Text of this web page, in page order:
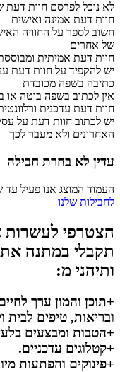
לא נוכל לפרסם חוות דעת
חוות דעת אמינה ואישית
חשוב לספר על החוויה
של אחרים
חוות דעת אמיתית
יש להקפיד על חוות דעת
כתיבה בשפה מכובדת
אין לכתוב בשפה בוטה
חוות דעת עדכנית
האחרונים ולא מעבר לכך
עדין לא בחרת חבילה
העמוד המוצג אנו פעיל
לחבילות שלנו
הצטרפי לעשרות
תקבלי במתנה
ותיהני מ:
+תוכן והמון ערך
ובריאות, טיפים לבית
+הטבות ומבצעים
+קטלוגים עדכניים.
+פינוקים והפתעות